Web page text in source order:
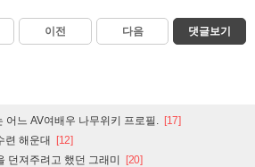
이전 다음 댓글보기
어느 AV여배우 나무위키 프로필. [17]
련 해운대 [12]
던져주려고 했던 그래미 [20]